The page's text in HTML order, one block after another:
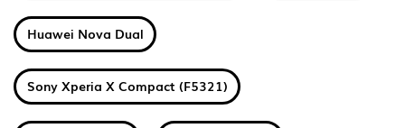
Huawei Nova Dual
Sony Xperia X Compact (F5321)